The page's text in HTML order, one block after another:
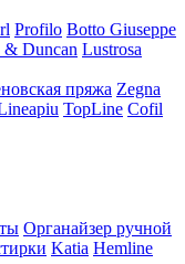
Profilo Botto Giuseppe
& Duncan Lustrosa
пряжа Zegna
TopLine Cofil
Органайзер ручной
Katia Hemline